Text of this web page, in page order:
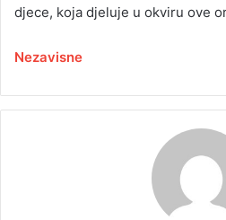
djece, koja djeluje u okviru ove
Nezavisne